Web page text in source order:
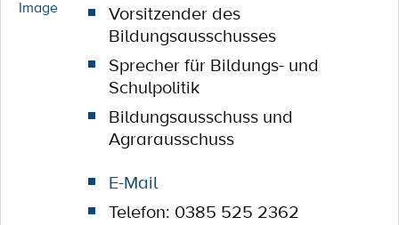
Vorsitzender des
Bildungsausschusses
Sprecher für Bildungs- und
Schulpolitik
Bildungsausschuss und
Agrarausschuss
E-Mail
Telefon: 0385 525 2362